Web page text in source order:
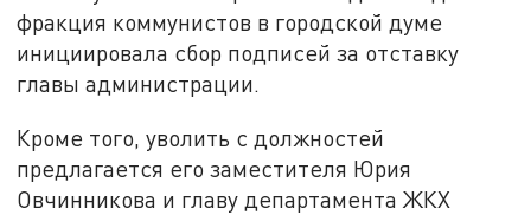
фракция коммунистов в городской думе
инициировала сбор подписей за отставку
главы администрации.
Кроме того, уволить с должностей
предлагается его заместителя Юрия
Овчинникова и главу департамента ЖКХ